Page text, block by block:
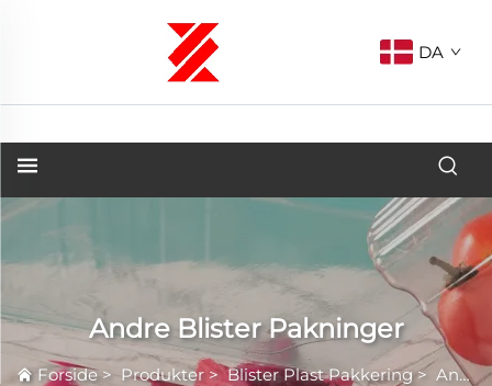
DA
Andre Blister Pakninger
Forside> Produkter>Blister Plast Pakkering> Andre Blister Pakninger